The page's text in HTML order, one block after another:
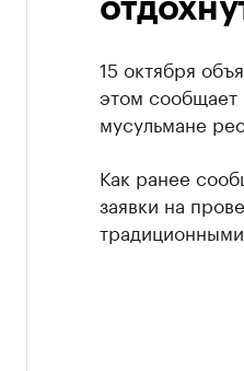
15 октября
этом сообщает
мусульмане
Как ранее
заявки на